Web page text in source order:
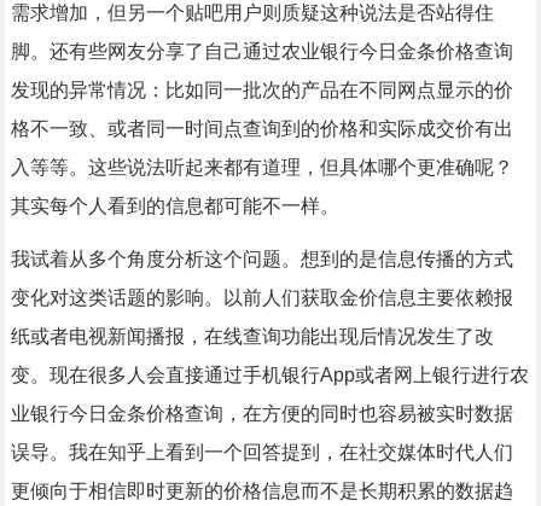
需求增加，但另一个贴吧用户则质疑这种说法是否站得住
脚。还有些网友分享了自己通过农业银行今日金条价格查询
发现的异常情况：比如同一批次的产品在不同网点显示的价
格不一致、或者同一时间点查询到的价格和实际成交价有出
入等等。这些说法听起来都有道理，但具体哪个更准确呢？
其实每个人看到的信息都可能不一样。
我试着从多个角度分析这个问题。想到的是信息传播的方式
变化对这类话题的影响。以前人们获取金价信息主要依赖报
纸或者电视新闻播报，在线查询功能出现后情况发生了改
变。现在很多人会直接通过手机银行App或者网上银行进行农
业银行今日金条价格查询，在方便的同时也容易被实时数据
误导。我在知乎上看到一个回答提到，在社交媒体时代人们
更倾向于相信即时更新的价格信息而不是长期积累的数据趋